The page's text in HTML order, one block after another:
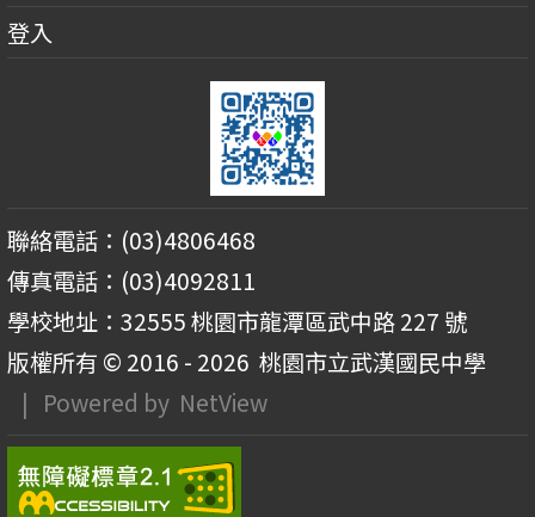
登入
聯絡電話：(03)4806468
傳真電話：(03)4092811
學校地址：32555 桃園市龍潭區武中路 227 號
版權所有 © 2016 - 2026 桃園市立武漢國民中學
| Powered by NetView